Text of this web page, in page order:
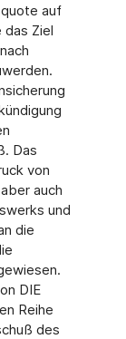
auf
das Ziel
Das
von
auch
und
die
DIE
Reihe
des